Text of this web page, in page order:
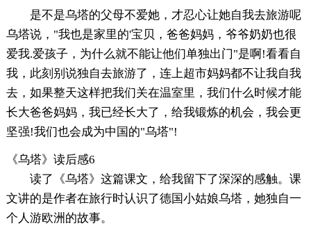
是不是乌塔的父母不爱她，才忍心让她自我去旅游呢
乌塔说，"我也是家里的'宝贝，爸爸妈妈，爷爷奶奶也很
爱我.爱孩子，为什么就不能让他们单独出门"是啊!看看自
我，此刻别说独自去旅游了，连上超市妈妈都不让我自我
去，如果整天这样把我们关在温室里，我们什么时候才能
长大爸爸妈妈，我已经长大了，给我锻炼的机会，我会更
坚强!我们也会成为中国的"乌塔"!
《乌塔》读后感6
读了《乌塔》这篇课文，给我留下了深深的感触。课
文讲的是作者在旅行时认识了德国小姑娘乌塔，她独自一
个人游欧洲的故事。